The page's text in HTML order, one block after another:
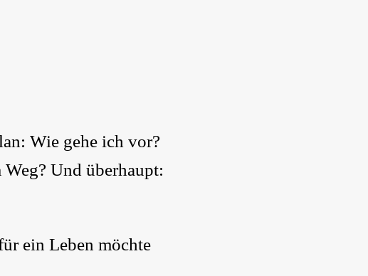
Wie gehe ich vor?
Und überhaupt:
ein Leben möchte